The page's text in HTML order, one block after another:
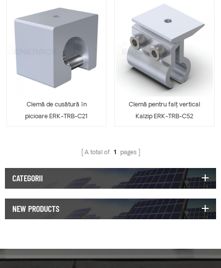
Clemă de cusătură în
picioare ERK-TRB-C21
Clemă pentru falț vertical
Kalzip ERK-TRB-C52
A total of 1 pages
CATEGORII
NEW PRODUCTS